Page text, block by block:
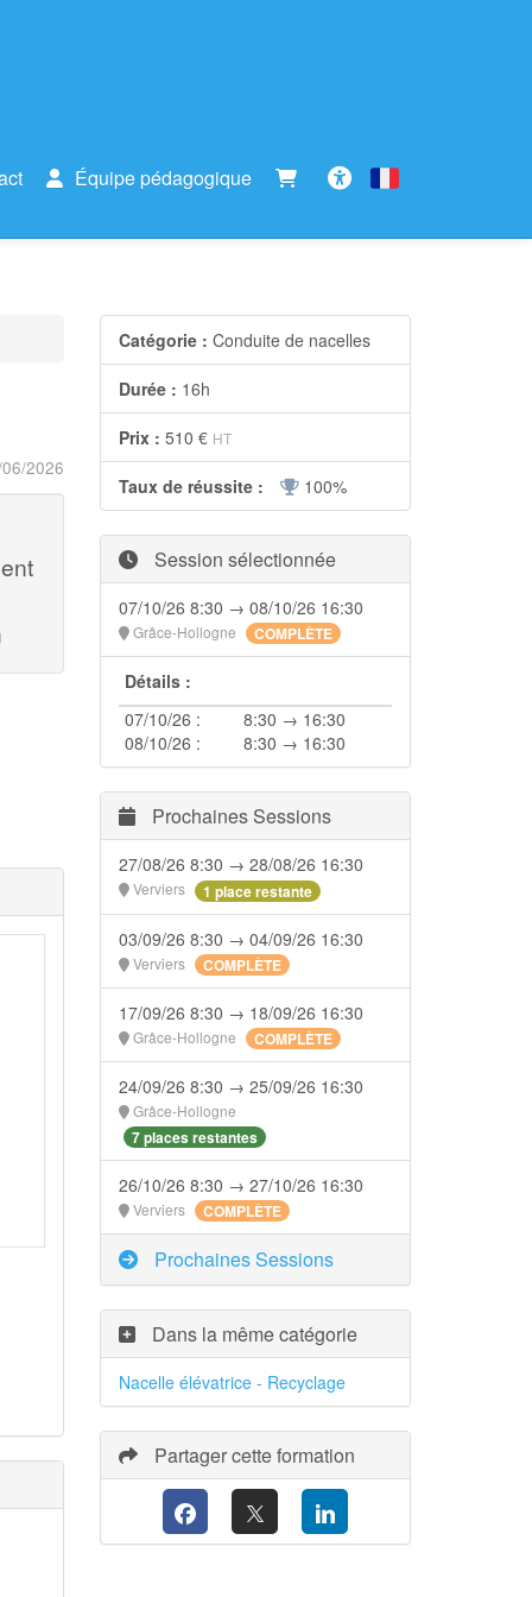
Équipe pédagogique
Français
2026
Catégorie : Conduite de nacelles
Durée : 16h
Prix : 510 € HT
Taux de réussite : 100%
Session sélectionnée
07/10/26 8:30 → 08/10/26 16:30
Grâce-Hollogne COMPLÈTE
Détails :
07/10/26 :
8:30 → 16:30
08/10/26 :
8:30 → 16:30
Prochaines Sessions
27/08/26 8:30 → 28/08/26 16:30
Verviers 1 place restante
03/09/26 8:30 → 04/09/26 16:30
Verviers COMPLÈTE
17/09/26 8:30 → 18/09/26 16:30
Grâce-Hollogne COMPLÈTE
24/09/26 8:30 → 25/09/26 16:30
Grâce-Hollogne
7 places restantes
26/10/26 8:30 → 27/10/26 16:30
Verviers COMPLÈTE
Prochaines Sessions
Dans la même catégorie
Nacelle élévatrice - Recyclage
Partager cette formation